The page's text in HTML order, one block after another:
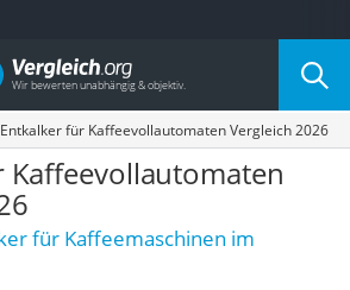
nach Kategorie
Entkalker für Kaffeevollautomaten Vergleich 2026
Kaffeevollautomaten
für Kaffeemaschinen im